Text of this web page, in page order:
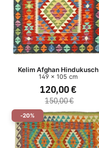
Kelim Afghan Hindukusch
149 x 105 cm
120,00 €
150,00 €
-20%